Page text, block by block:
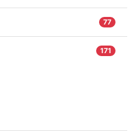
77
171